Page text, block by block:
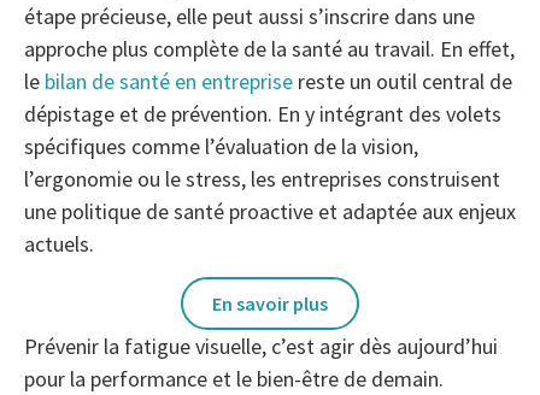
étape précieuse, elle peut aussi s’inscrire dans une
approche plus complète de la santé au travail. En effet,
le bilan de santé en entreprise reste un outil central de
dépistage et de prévention. En y intégrant des volets
spécifiques comme l’évaluation de la vision,
l’ergonomie ou le stress, les entreprises construisent
une politique de santé proactive et adaptée aux enjeux
actuels.
En savoir plus
Prévenir la fatigue visuelle, c’est agir dès aujourd’hui
pour la performance et le bien-être de demain.